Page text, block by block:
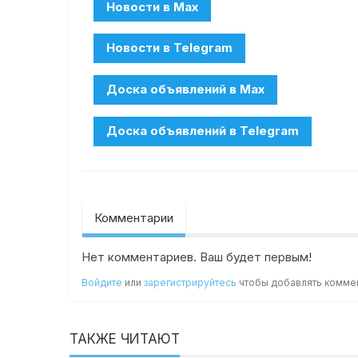
Комментарии
Нет комментариев. Ваш будет первым!
Войдите илизарегистрируйтесь чтобы добавлять
ТАКЖЕ ЧИТАЮТ